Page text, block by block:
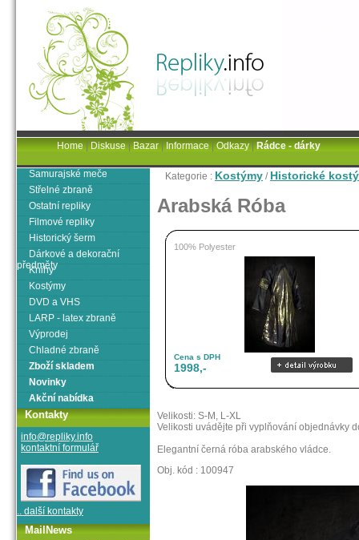
Kategorie : Kostýmy / Historické
Arabská Róba
100% Polyester
Cena s DPH
1998,-
Velikosti: S-M, L-XL
Velikosti uvádějte při vyplňování objednávky
Elegantní černá róba arabského vládce.
Obj. kód : 100947
Samurajské meče
Střelné zbraně
Ostatní repliky
Filmové repliky
Historický šerm
Dárkové a dekorační
předměty
Knihy
Kostýmy
DVD a VHS
LARP - latex zbraně
Výprodej
Chladné zbraně
Zboží skladem
Novinky
Akční nabídka
Kontakty
info@repliky.info
kontaktní formulář
.. další kontakty
MailNews
Home|Diskuse|Bazar|Informace|Odkazy|Rádce - dárky